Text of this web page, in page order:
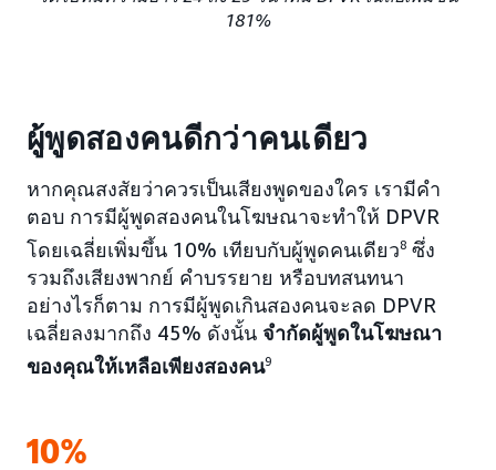
181%
ผู้พูดสองคนดีกว่าคนเดียว
หากคุณสงสัยว่าควรเป็นเสียงพูดของใคร เรามีคำ
ตอบ การมีผู้พูดสองคนในโฆษณาจะทำให้ DPVR
โดยเฉลี่ยเพิ่มขึ้น 10% เทียบกับผู้พูดคนเดียว8 ซึ่ง
รวมถึงเสียงพากย์ คำบรรยาย หรือบทสนทนา
อย่างไรก็ตาม การมีผู้พูดเกินสองคนจะลด DPVR
เฉลี่ยลงมากถึง 45% ดังนั้น จำกัดผู้พูดในโฆษณา
ของคุณให้เหลือเพียงสองคน9
10%